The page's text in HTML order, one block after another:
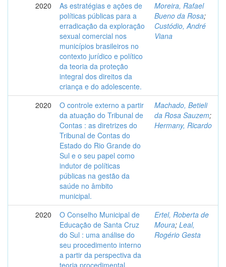
2020
As estratégias e ações de
políticas públicas para a
erradicação da exploração
sexual comercial nos
municípios brasileiros no
contexto jurídico e político
da teoria da proteção
integral dos direitos da
criança e do adolescente.
Moreira, Rafael
Bueno da Rosa;
Custódio, André
Viana
2020
O controle externo a partir
da atuação do Tribunal de
Contas : as diretrizes do
Tribunal de Contas do
Estado do Rio Grande do
Sul e o seu papel como
indutor de políticas
públicas na gestão da
saúde no âmbito
municipal.
Machado, Betieli
da Rosa Sauzem;
Hermany, Ricardo
2020
O Conselho Municipal de
Educação de Santa Cruz
do Sul : uma análise do
seu procedimento interno
a partir da perspectiva da
teoria procedimental
Ertel, Roberta de
Moura; Leal,
Rogério Gesta